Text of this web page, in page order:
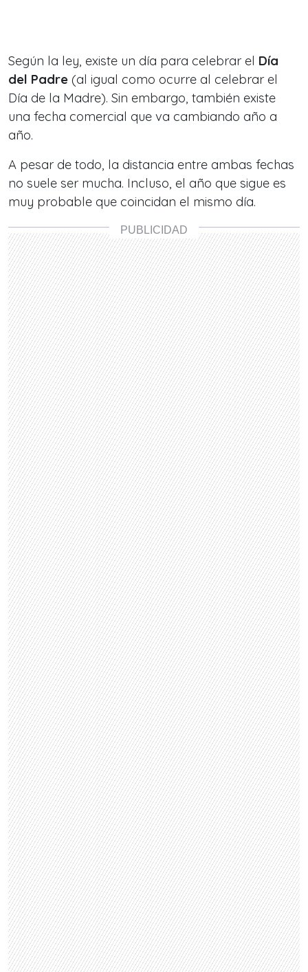
Según la ley, existe un día para celebrar el Día
del Padre (al igual como ocurre al celebrar el
Día de la Madre). Sin embargo, también existe
una fecha comercial que va cambiando año a
año.
A pesar de todo, la distancia entre ambas fechas
no suele ser mucha. Incluso, el año que sigue es
muy probable que coincidan el mismo día.